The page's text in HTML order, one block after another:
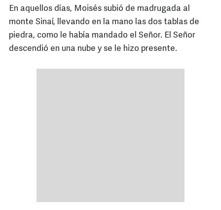
En aquellos días, Moisés subió de madrugada al
monte Sinaí, llevando en la mano las dos tablas de
piedra, como le había mandado el Señor. El Señor
descendió en una nube y se le hizo presente.